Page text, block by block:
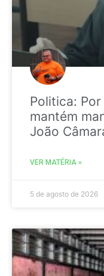
Politica: Por
mantém
João
VER MATÉRIA »
5 de agosto de 2026